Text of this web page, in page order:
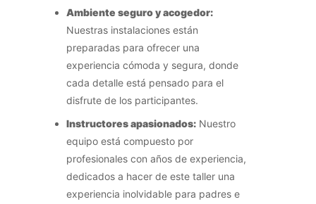
Ambiente seguro y acogedor:
Nuestras instalaciones están
preparadas para ofrecer una
experiencia cómoda y segura, donde
cada detalle está pensado para el
disfrute de los participantes.
Instructores apasionados: Nuestro
equipo está compuesto por
profesionales con años de experiencia,
dedicados a hacer de este taller una
experiencia inolvidable para padres e